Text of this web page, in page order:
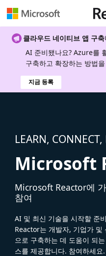
클라우드 네이티브 앱 구축
AI 준비됐나요? Azure를
구축하고 확장하는 방법
지금 등록
LEARN,
Microsoft
Microsoft Reactor에
참여
AI 및 최신 기술을 시작할 준
Reactor는 개발자, 기업가
으로 구축하는 데 도움이 되
스를 제공합니다. 참여하세요.